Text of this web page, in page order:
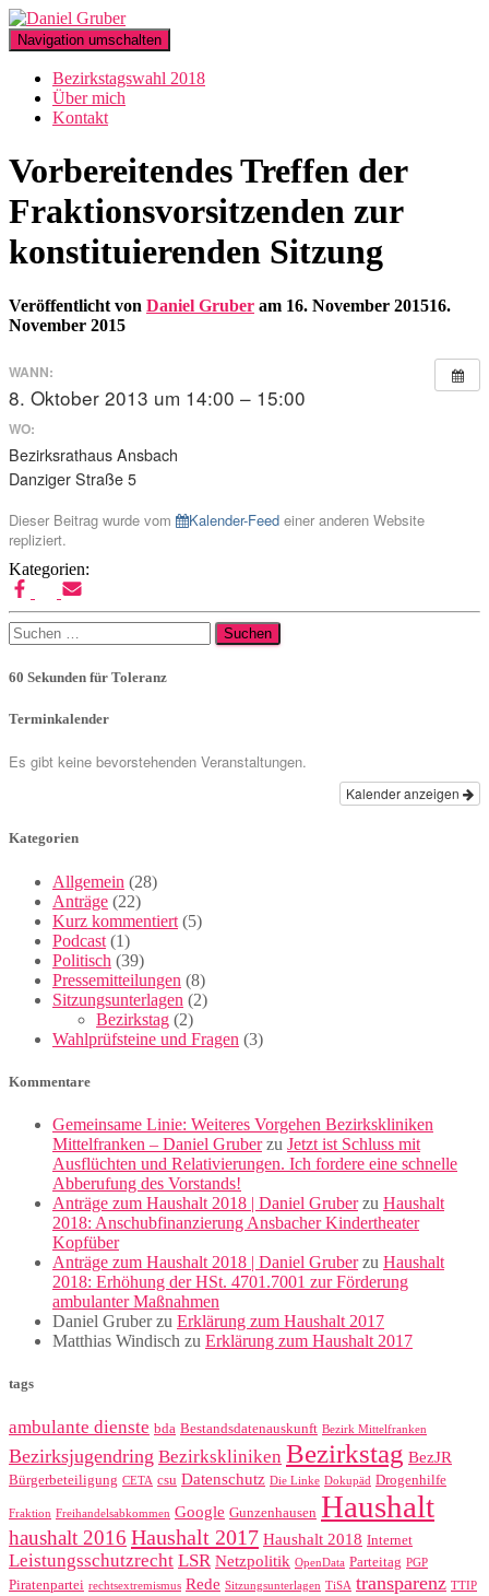
Navigation umschalten
Bezirkstagswahl 2018
Über mich
Kontakt
Vorbereitendes Treffen der
Fraktionsvorsitzenden zur
konstituierenden Sitzung
Veröffentlicht von Daniel Gruber am 16. November 201516.
November 2015
WANN:
8. Oktober 2013 um 14:00 – 15:00
WO:
Bezirksrathaus Ansbach
Danziger Straße 5
Dieser Beitrag wurde vom Kalender-Feed einer anderen Website
repliziert.
Kategorien:
Suchen
nach:
60 Sekunden für Toleranz
Terminkalender
Es gibt keine bevorstehenden Veranstaltungen.
Kalender anzeigen
Kategorien
Allgemein (28)
Anträge (22)
Kurz kommentiert (5)
Podcast (1)
Politisch (39)
Pressemitteilungen (8)
Sitzungsunterlagen (2)
Bezirkstag (2)
Wahlprüfsteine und Fragen (3)
Kommentare
Gemeinsame Linie: Weiteres Vorgehen Bezirkskliniken
Mittelfranken – Daniel Gruberzu Jetzt ist Schluss mit
Ausflüchten und Relativierungen. Ich fordere eine schnelle
Abberufung des Vorstands!
Anträge zum Haushalt 2018 | Daniel Gruberzu Haushalt
2018: Anschubfinanzierung Ansbacher Kindertheater
Kopfüber
Anträge zum Haushalt 2018 | Daniel Gruberzu Haushalt
2018: Erhöhung der HSt. 4701.7001 zur Förderung
ambulanter Maßnahmen
Daniel Gruberzu Erklärung zum Haushalt 2017
Matthias Windisch zu Erklärung zum Haushalt 2017
tags
ambulante dienste bda Bestandsdatenauskunft Bezirk Mittelfranken
Bezirksjugendring Bezirkskliniken Bezirkstag BezJR
Bürgerbeteiligung CETA csu Datenschutz Die Linke Dokupäd Drogenhilfe
Fraktion Freihandelsabkommen Google Gunzenhausen Haushalt
haushalt 2016 Haushalt 2017 Haushalt 2018 Internet
Leistungsschutzrecht LSR Netzpolitik OpenData Parteitag PGP
Piratenpartei rechtsextremismus Rede Sitzungsunterlagen TiSA transparenz TTIP